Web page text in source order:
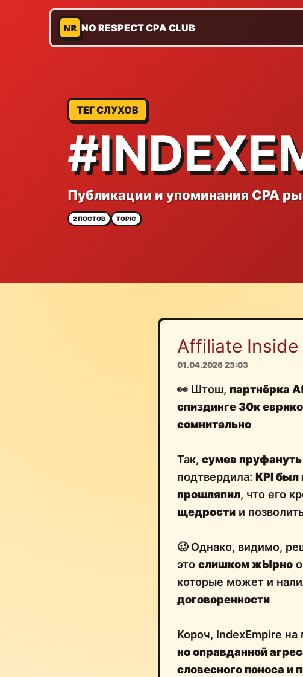
NR NO RESPECT CPA CLUB
ТЕГ СЛУХОВ
Публикации и упоминания CPA
2 ПОСТОВ TOPIC
Affiliate Inside
01.04.2026 23:03
👀 Штош, партнёрка
спиздинге 30к
сомнительно
Так, сумев пруфануть
подтвердила: KPI был
прошляпил, что его
щедрости и
🥴 Однако, видимо,
это слишком жЫрно
которые может и
договоренности
Короч, IndexEmpire
но оправданной
словесного поноса и